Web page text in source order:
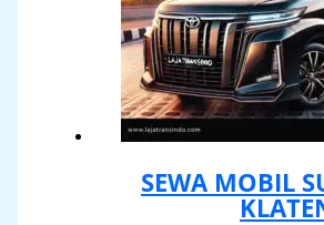
SEWA MOBIL